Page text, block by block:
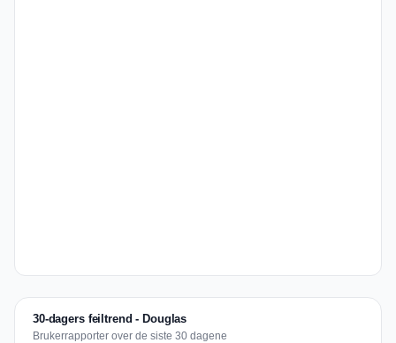
30-dagers feiltrend - Douglas
Brukerrapporter over de siste 30 dagene